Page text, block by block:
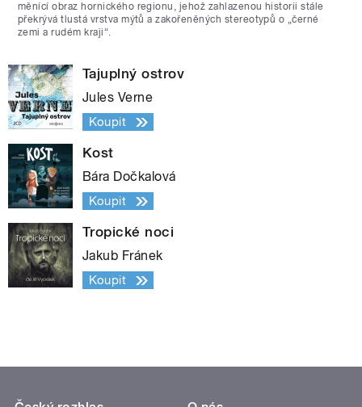
měnící obraz hornického regionu, jehož zahlazenou historii stále
překrývá tlustá vrstva mýtů a zakořeněných stereotypů o „černé
zemi a rudém kraji“.
Tajuplný ostrov
Jules Verne
Koupit
Kost
Bára Dočkalová
Koupit
Tropické noci
Jakub Fránek
Koupit